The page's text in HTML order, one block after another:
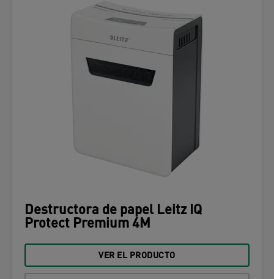
Destructora de papel Leitz IQ
Protect Premium 4M
VER EL PRODUCTO